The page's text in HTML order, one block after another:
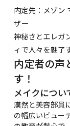
内定先：メゾン
ザー
神秘さとエレガ
ィで人々を魅了
内定者の声
す！
メイクについ
漠然と美容部員
の幅広いビュー